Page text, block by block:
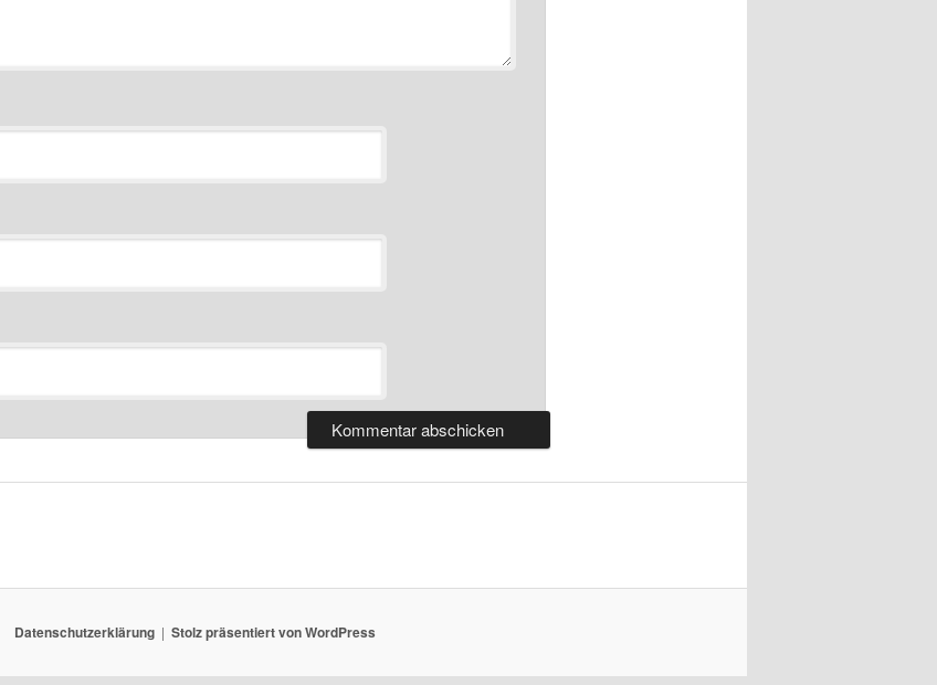
Datenschutzerklärung Stolz präsentiert von WordPress